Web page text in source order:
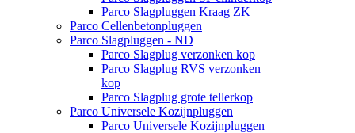
Parco Slagpluggen Kraag ZK
Parco Cellenbetonpluggen
Parco Slagpluggen - ND
Parco Slagplug verzonken kop
Parco Slagplug RVS verzonken
kop
Parco Slagplug grote tellerkop
Parco Universele Kozijnpluggen
Parco Universele Kozijnpluggen